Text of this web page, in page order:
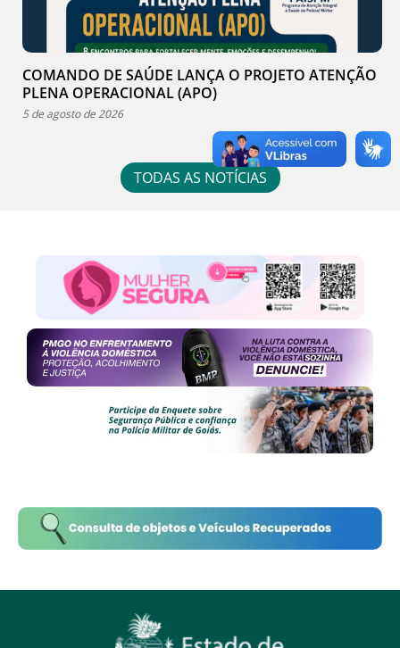
COMANDO DE SAÚDE LANÇA O PROJETO ATENÇÃO
PLENA OPERACIONAL (APO)
5 de agosto de 2026
TODAS AS NOTÍCIAS